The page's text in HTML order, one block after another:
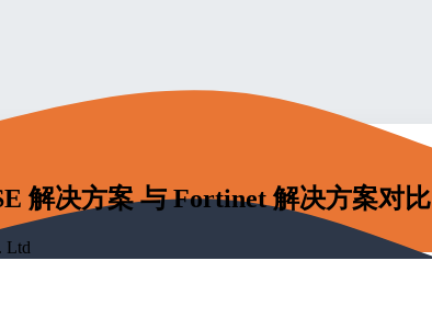
解决⽅案 与 Fortinet 解决方案对比
Ltd